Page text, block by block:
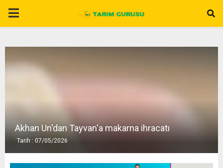
P
I
A
Akhan Un'dan Tayvan'a makarna ihracatı
Tarih : 07/05/2026